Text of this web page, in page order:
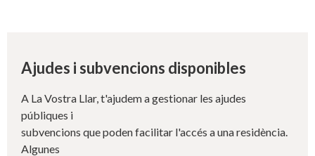
Ajudes i subvencions disponibles
A La Vostra Llar, t'ajudem a gestionar les ajudes
públiques i
subvencions que poden facilitar l'accés a una residència.
Algunes